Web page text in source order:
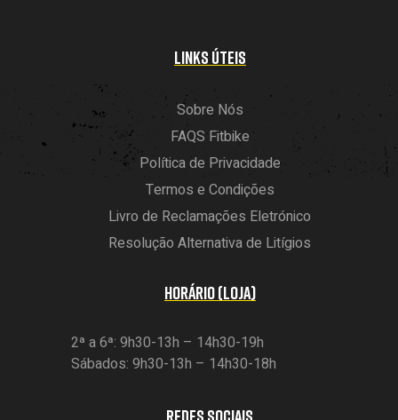
LINKS ÚTEIS
Sobre Nós
FAQS Fitbike
Política de Privacidade
Termos e Condições
Livro de Reclamações Eletrónico
Resolução Alternativa de Litígios
HORÁRIO (LOJA)
2ª a 6ª: 9h30-13h – 14h30-19h
Sábados: 9h30-13h – 14h30-18h
REDES SOCIAIS